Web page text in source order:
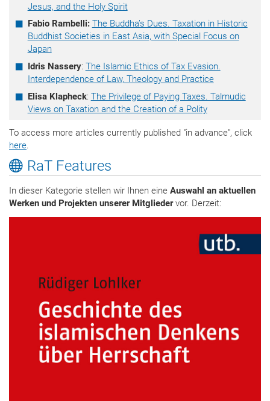
Jesus, and the Holy Spirit
Fabio Rambelli: The Buddha’s Dues. Taxation in Historic
Buddhist Societies in East Asia, with Special Focus on
Japan
Idris Nassery: The Islamic Ethics of Tax Evasion.
Interdependence of Law, Theology and Practice
Elisa Klapheck: The Privilege of Paying Taxes. Talmudic
Views on Taxation and the Creation of a Polity
To access more articles currently published "in advance", click
here.
RaT Features
In dieser Kategorie stellen wir Ihnen eine Auswahl an aktuellen
Werken und Projekten unserer Mitgliedervor. Derzeit: